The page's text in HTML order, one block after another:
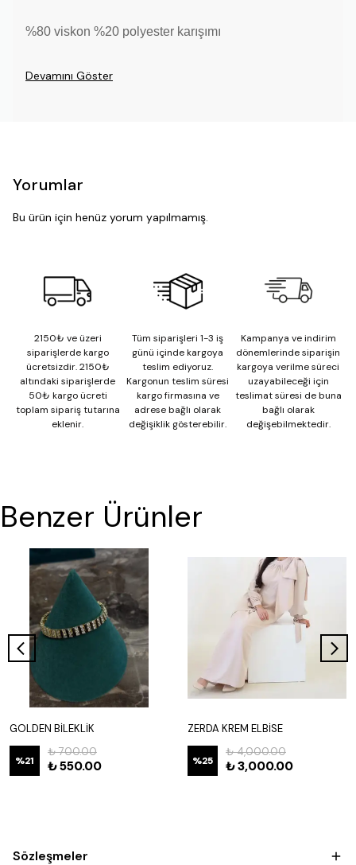
%80 viskon %20 polyester karışımı
Devamını Göster
Yorumlar
Bu ürün için henüz yorum yapılmamış.
2150₺ ve üzeri
siparişlerde kargo
ücretsizdir. 2150₺
altındaki siparişlerde
50₺ kargo ücreti
toplam sipariş tutarına
eklenir.
Tüm siparişleri 1-3 iş
günü içinde kargoya
teslim ediyoruz.
Kargonun teslim süresi
kargo firmasına ve
adrese bağlı olarak
değişiklik gösterebilir.
Kampanya ve indirim
dönemlerinde siparişin
kargoya verilme süreci
uzayabileceği için
teslimat süresi de buna
bağlı olarak
değişebilmektedir.
Benzer Ürünler
GOLDEN BİLEKLİK
%21
₺ 700.00
₺ 550.00
ZERDA KREM ELBİSE
%25
₺ 4,000.00
₺ 3,000.00
Sözleşmeler